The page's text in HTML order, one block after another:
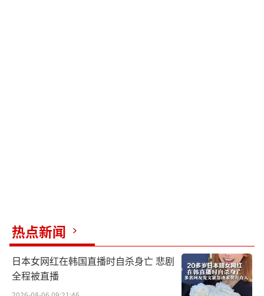
热点新闻
日本女网红在韩国直播时自杀身亡 悲剧
全程被直播